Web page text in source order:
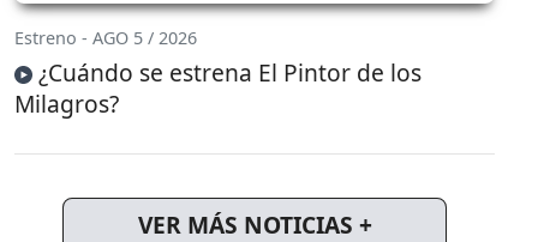
Estreno - AGO 5 / 2026
¿Cuándo se estrena El Pintor de los
Milagros?
VER MÁS NOTICIAS +